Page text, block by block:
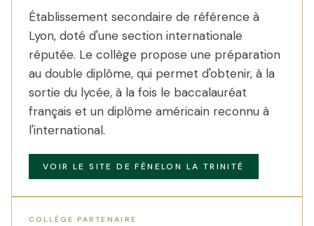
Établissement secondaire de référence à
Lyon, doté d'une section internationale
réputée. Le collège propose une préparation
au double diplôme, qui permet d'obtenir, à la
sortie du lycée, à la fois le baccalauréat
français et un diplôme américain reconnu à
l'international.
VOIR LE SITE DE FÉNELON LA TRINITÉ
COLLÈGE PARTENAIRE